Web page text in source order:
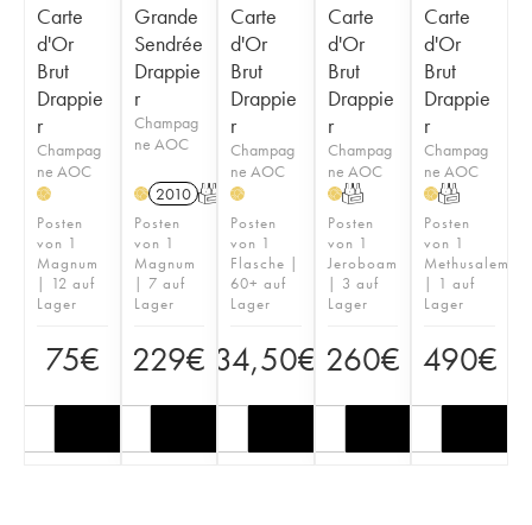
Carte
d'Or
Brut
Drappie
r
Champag
ne AOC
H
Posten
von 1
Magnum
| 12 auf
Lager
75€
Grande
Sendrée
Drappie
r
Champag
ne AOC
H 2010 T
Posten
von 1
Magnum
| 7 auf
Lager
229€
Carte
d'Or
Brut
Drappie
r
Champag
ne AOC
H
Posten
von 1
Flasche |
60+ auf
Lager
34,50€
Carte
d'Or
Brut
Drappie
r
Champag
ne AOC
HT
Posten
von 1
Jeroboam
| 3 auf
Lager
260€
Carte
d'Or
Brut
Drappie
r
Champag
ne AOC
HT
Posten
von 1
Methusalem
| 1 auf
Lager
490€